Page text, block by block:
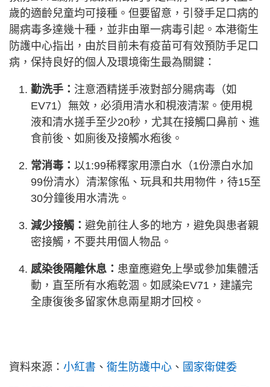
歲的適齡兒童均可接種。但要留意，引發手足口病的
腸病毒多達幾十種，並非由單一病毒引起。本港衞生
防護中心指出，由於目前未有疫苗可有效預防手足口
病，保持良好的個人及環境衛生最為關鍵：
勤洗手： 注意酒精搓手液對部分腸病毒（如
EV71）無效，必須用清水和梘液清潔。使用梘
液和清水搓手至少20秒，尤其在接觸口鼻前、進
食前後、如廁後及接觸水疱後。
常消毒： 以1:99稀釋家用漂白水（1份漂白水加
99份清水）清潔傢俬、玩具和共用物件，待15至
30分鐘後用水清洗。
減少接觸： 避免前往人多的地方，避免與患者親
密接觸，不要共用個人物品。
感染後隔離休息： 患童應避免上學或參加集體活
動，直至所有水疱乾涸。如感染EV71，建議完
全康復後多留家休息兩星期才回校。
資料來源： 小紅書 、 衞生防護中心 、 國家衛健委